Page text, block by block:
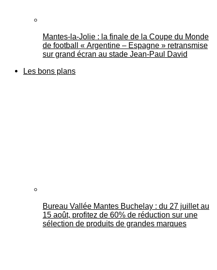
Mantes-la-Jolie : la finale de la Coupe du Monde
de football « Argentine – Espagne » retransmise
sur grand écran au stade Jean-Paul David
Les bons plans
Bureau Vallée Mantes Buchelay : du 27 juillet au
15 août, profitez de 60% de réduction sur une
sélection de produits de grandes marques